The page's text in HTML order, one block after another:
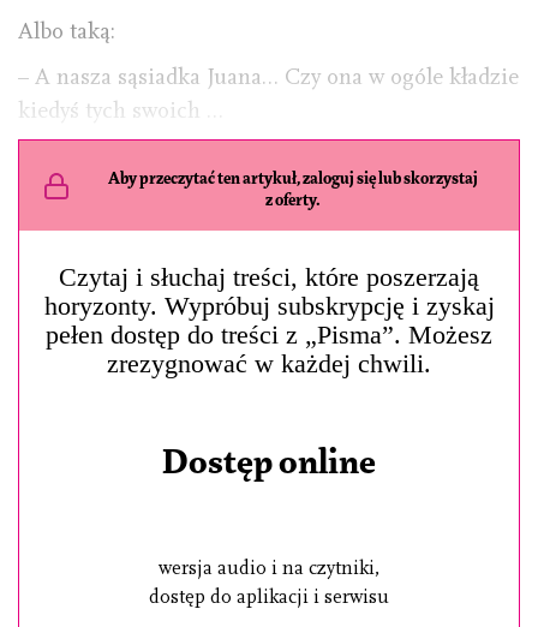
Albo taką:
– A nasza sąsiadka Juana… Czy ona w ogóle kładzie
kiedyś tych swoich …
Aby przeczytać ten artykuł, zaloguj się lub skorzystaj
z oferty.
Czytaj i słuchaj treści, które poszerzają
horyzonty. Wypróbuj subskrypcję i zyskaj
pełen dostęp do treści z „Pisma”. Możesz
zrezygnować w każdej chwili.
Dostęp online
wersja audio i na czytniki,
dostęp do aplikacji i serwisu